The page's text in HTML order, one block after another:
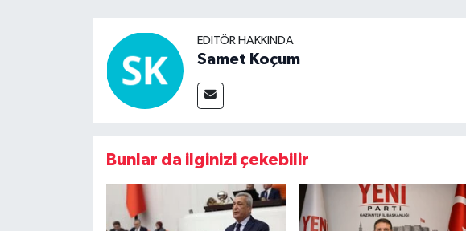
EDITÖR HAKKINDA
Samet Koçum
Bunlar da ilginizi çekebilir